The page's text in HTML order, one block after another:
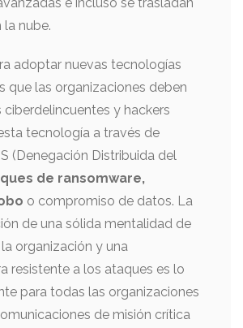
la nube.
adoptar nuevas tecnologías
que las organizaciones deben
ciberdelincuentes y hackers
tecnología a través de
(Denegación Distribuida del
de ransomware,
o compromiso de datos. La
de una sólida mentalidad de
organización y una
resistente a los ataques es lo
para todas las organizaciones
de misión crítica